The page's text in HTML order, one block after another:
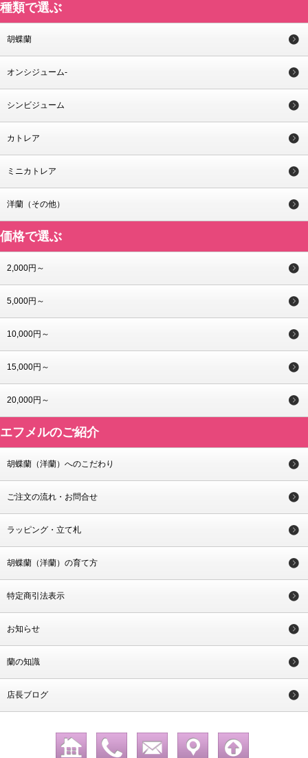
種類で選ぶ
胡蝶蘭
オンシジューム-
シンビジューム
カトレア
ミニカトレア
洋蘭（その他）
価格で選ぶ
2,000円～
5,000円～
10,000円～
15,000円～
20,000円～
エフメルのご紹介
胡蝶蘭（洋蘭）へのこだわり
ご注文の流れ・お問合せ
ラッピング・立て札
胡蝶蘭（洋蘭）の育て方
特定商引法表示
お知らせ
蘭の知識
店長ブログ